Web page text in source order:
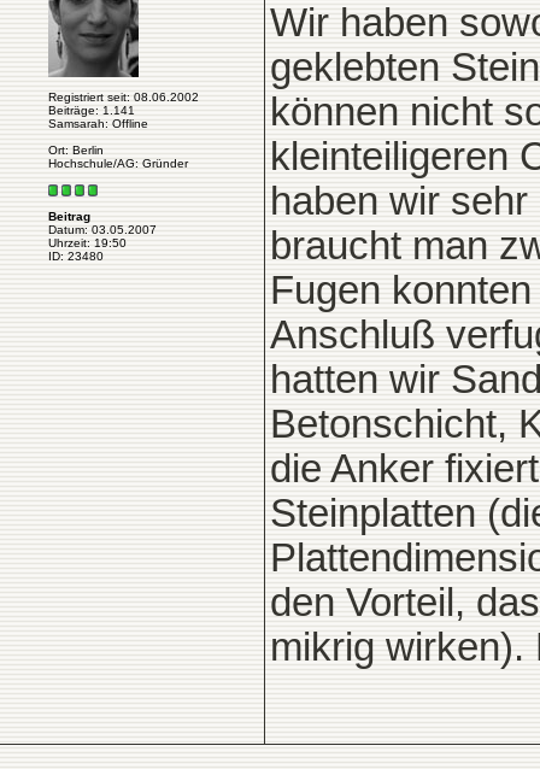
Registriert seit: 08.06.2002
Beiträge: 1.141
Samsarah: Offline
Ort: Berlin
Hochschule/AG: Gründer
Beitrag
Datum: 03.05.2007
Uhrzeit: 19:50
ID: 23480
Wir haben
geklebten
können nicht
kleinteiligeren
haben wir
braucht man
Fugen
Anschluß
hatten wir
Betonschicht,
die Anker
Steinplatten
den Vorteil,
mikrig wirken).